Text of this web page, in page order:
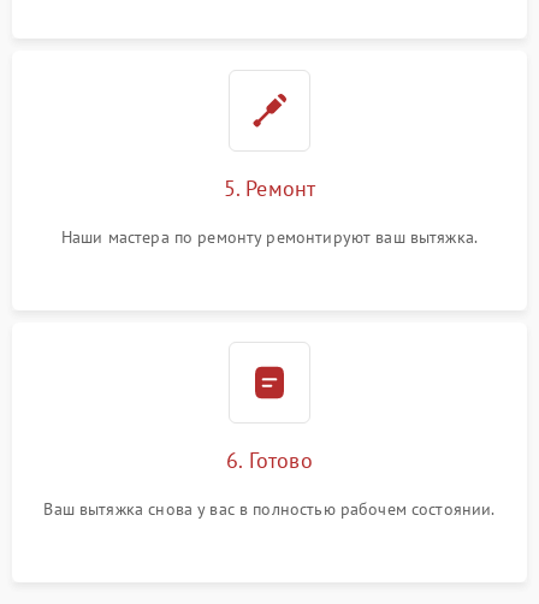
5. Ремонт
Наши мастера по ремонту ремонтируют ваш вытяжка.
6. Готово
Ваш вытяжка снова у вас в полностью рабочем состоянии.